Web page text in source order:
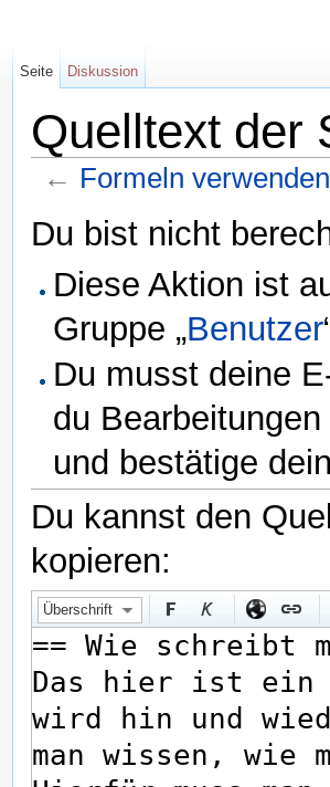
Quelltext der
← Formeln verwenden
Du bist nicht
Diese Aktion ist
Gruppe „Benutzer
Du musst deine
du
und bestätige
Du kannst den
kopieren:
Überschrift
Seite Diskussion